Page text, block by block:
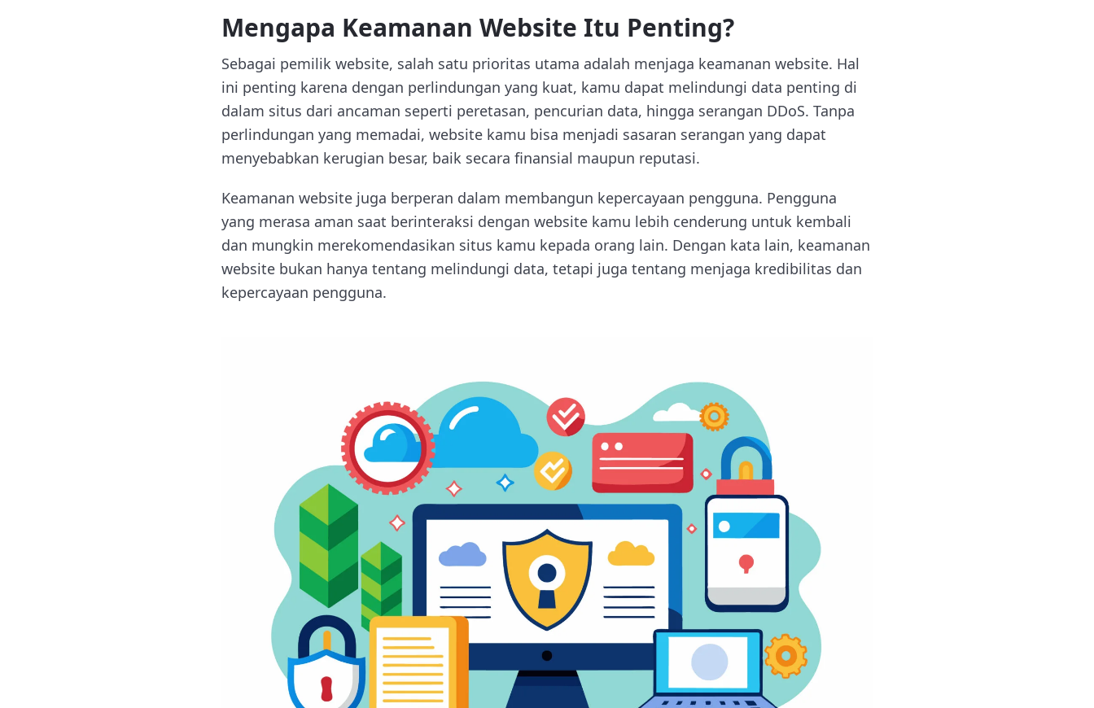
Mengapa Keamanan Website Itu Penting?
Sebagai pemilik website, salah satu prioritas utama adalah menjaga keamanan website. Hal
ini penting karena dengan perlindungan yang kuat, kamu dapat melindungi data penting di
dalam situs dari ancaman seperti peretasan, pencurian data, hingga serangan DDoS. Tanpa
perlindungan yang memadai, website kamu bisa menjadi sasaran serangan yang dapat
menyebabkan kerugian besar, baik secara finansial maupun reputasi.
Keamanan website juga berperan dalam membangun kepercayaan pengguna. Pengguna
yang merasa aman saat berinteraksi dengan website kamu lebih cenderung untuk kembali
dan mungkin merekomendasikan situs kamu kepada orang lain. Dengan kata lain, keamanan
website bukan hanya tentang melindungi data, tetapi juga tentang menjaga kredibilitas dan
kepercayaan pengguna.